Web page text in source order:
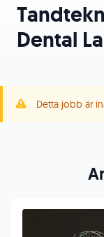
Dental
Detta jobb är